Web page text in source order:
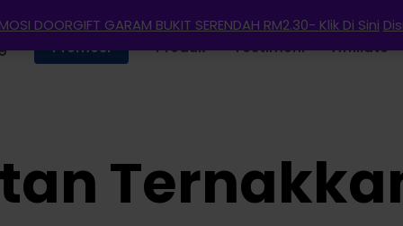
DOORGIFT GARAM BUKIT SERENDAH RM2.30- Klik Di Sini
Promosi Produk Testimoni Affiliate